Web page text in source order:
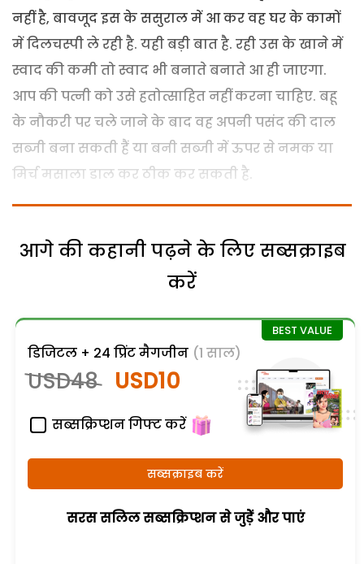
नहीं है, बावजूद इस के ससुराल में आ कर वह घर के कामों
में दिलचस्पी ले रही है. यही बड़ी बात है. रही उस के खाने में
स्वाद की कमी तो स्वाद भी बनाते बनाते आ ही जाएगा.
आप की पत्नी को उसे हतोत्साहित नहीं करना चाहिए. बहू
के नौकरी पर चले जाने के बाद वह अपनी पसंद की दाल
सब्जी बना सकती हैं या बनी सब्जी में ऊपर से नमक या
मिर्च मसाला डाल कर ठीक कर सकती है.
आगे की कहानी पढ़ने के लिए सब्सक्राइब
करें
डिजिटल + 24 प्रिंट मैगजीन (1 साल)
USD48 USD10
सब्सक्रिप्शन गिफ्ट करें
सब्सक्राइब करें
सरस सलिल सब्सक्रिप्शन से जुड़ेें और पाएं